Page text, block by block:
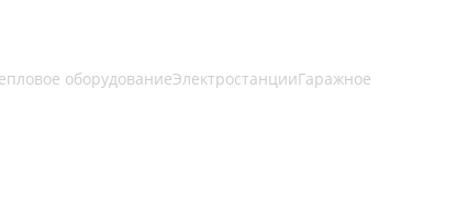
оборудованиеЭлектростанцииГаражное